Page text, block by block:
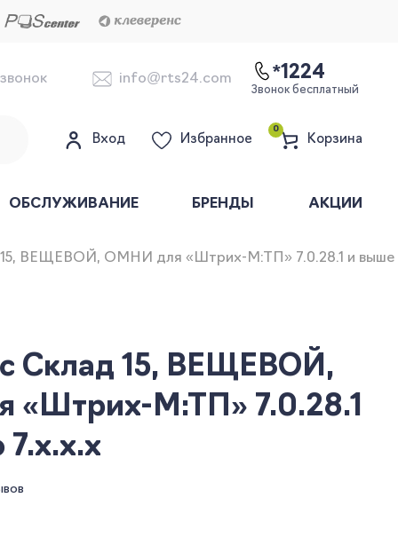
info@rts24.com *1224
Звонок бесплатный
Вход Избранное
0
Корзина
ОБСЛУЖИВАНИЕ БРЕНДЫ АКЦИИ
15, ВЕЩЕВОЙ, ОМНИ для «Штрих-М:ТП» 7.0.28.1 и выше
Склад 15, ВЕЩЕВОЙ,
«Штрих-М:ТП» 7.0.28.1
7.x.x.x